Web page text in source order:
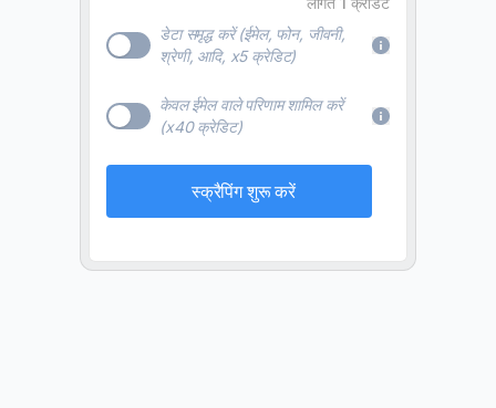
डेटा समृद्ध करें (ईमेल, फोन, जीवनी,
श्रेणी, आदि, x5 क्रेडिट)
केवल ईमेल वाले परिणाम शामिल करें
(x40 क्रेडिट)
स्क्रैपिंग शुरू करें